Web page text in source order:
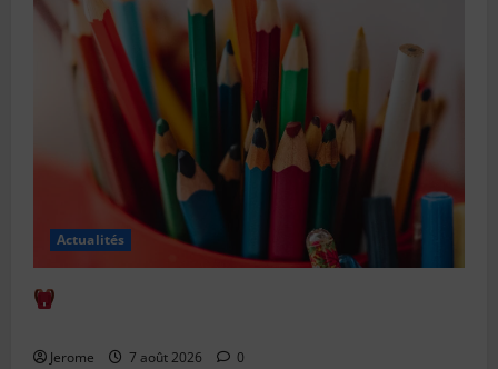
Actualités
Jerome 7 août 2026 0